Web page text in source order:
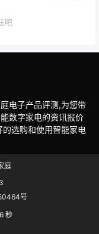
吧
电子产品评测,为您带
数字家电的资讯报价
选购和使用智能家电
庭
号
秒